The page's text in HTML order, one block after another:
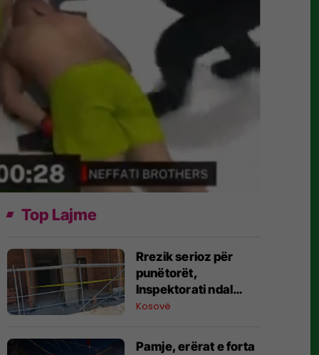
Top Lajme
Rrezik serioz për
punëtorët,
Inspektorati ndal
punimet në dy
e Shtime
Kosovë
Pamje, erërat e forta